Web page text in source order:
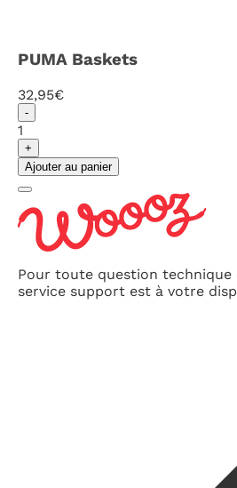
PUMA Baskets
32,95€
-
1
+
Ajouter au panier
Pour toute question technique
service support est à votre